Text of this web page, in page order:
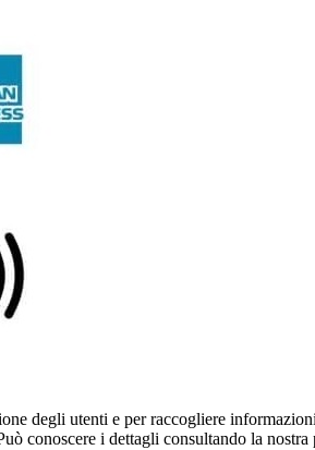
degli utenti e per raccogliere
conoscere i dettagli consultando la